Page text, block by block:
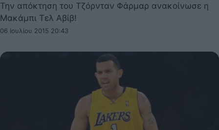
Την απόκτηση του Τζόρνταν Φάρμαρ ανακοίνωσε η
Μακάμπι Τελ Αβίβ!
06 Ιουλίου 2015 20:43